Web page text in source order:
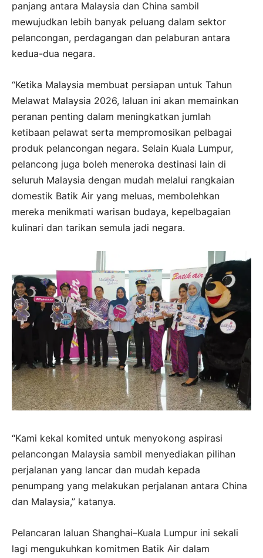
panjang antara Malaysia dan China sambil
mewujudkan lebih banyak peluang dalam sektor
pelancongan, perdagangan dan pelaburan antara
kedua-dua negara.
“Ketika Malaysia membuat persiapan untuk Tahun
Melawat Malaysia 2026, laluan ini akan memainkan
peranan penting dalam meningkatkan jumlah
ketibaan pelawat serta mempromosikan pelbagai
produk pelancongan negara. Selain Kuala Lumpur,
pelancong juga boleh meneroka destinasi lain di
seluruh Malaysia dengan mudah melalui rangkaian
domestik Batik Air yang meluas, membolehkan
mereka menikmati warisan budaya, kepelbagaian
kulinari dan tarikan semula jadi negara.
“Kami kekal komited untuk menyokong aspirasi
pelancongan Malaysia sambil menyediakan pilihan
perjalanan yang lancar dan mudah kepada
penumpang yang melakukan perjalanan antara China
dan Malaysia,” katanya.
Pelancaran laluan Shanghai–Kuala Lumpur ini sekali
lagi mengukuhkan komitmen Batik Air dalam